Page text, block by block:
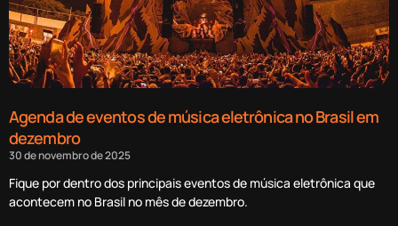
Agenda de eventos de música eletrônica no Brasil em
dezembro
30 de novembro de 2025
Fique por dentro dos principais eventos de música eletrônica que
acontecem no Brasil no mês de dezembro.